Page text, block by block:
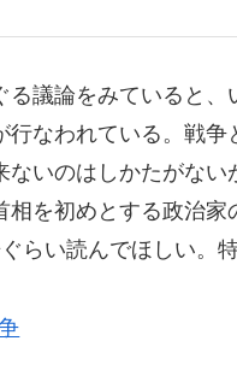
る議論をみていると
行なわれている。戦
ないのはしかたがな
相を初めとする政治
らい読んでほしい。